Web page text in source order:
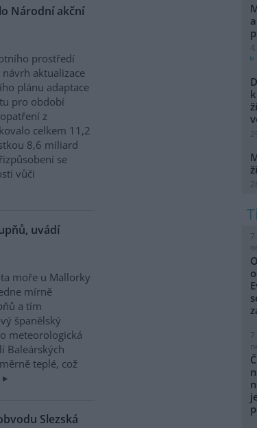
Národní akční
prostředí
aktualizace
plánu adaptace
pro období
z
celkem 11,2
8,6 miliard
se
vůči
uvádí
moře u Mallorky
mírně
a tím
španělský
meteorologická
Baleárských
teplé, což
Slezská